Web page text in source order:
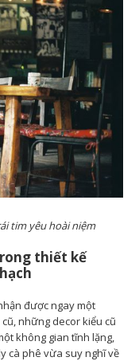
tim yêu hoài niệm
thiết kế
được ngay một
những decor kiểu cũ
không gian tĩnh lặng,
cà phê vừa suy nghĩ về